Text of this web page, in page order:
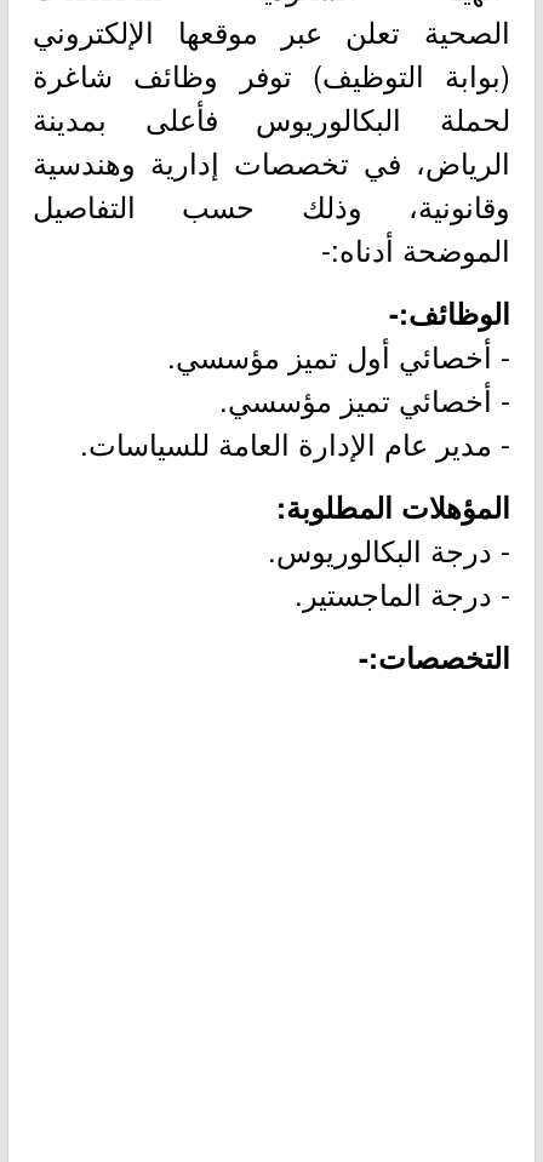
الصحية تعلن عبر موقعها الإلكتروني
(بوابة التوظيف) توفر وظائف شاغرة
لحملة البكالوريوس فأعلى بمدينة
الرياض، في تخصصات إدارية وهندسية
وقانونية، وذلك حسب التفاصيل
الموضحة أدناه:-
الوظائف:-
- أخصائي أول تميز مؤسسي.
- أخصائي تميز مؤسسي.
- مدير عام الإدارة العامة للسياسات.
المؤهلات المطلوبة:
- درجة البكالوريوس.
- درجة الماجستير.
التخصصات:-